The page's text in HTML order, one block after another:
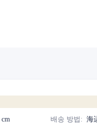
배송 방법 : 海